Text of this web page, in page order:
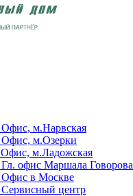
Офис, м.Нарвская
Офис, м.Озерки
Офис, м.Ладожская
Гл. офис Маршала Говорова
Офис в Москве
Сервисный центр